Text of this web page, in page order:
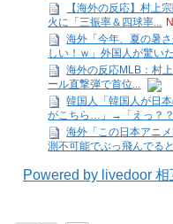
【海外の反応】村上
火に「三振率＆四球率...
海外「今年、夏の暑
しい！ｗ」外国人が驚い
海外の反応MLB：村
ール直撃弾で首位...
韓国人「韓国人が日
がこちら…」→「えっ？
海外「この日本アニ
測不可能でぶっ飛んでる
Powered by livedoor